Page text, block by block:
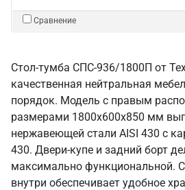
Сравнение
Стол-тумба СПС-936/1800П от
качественная нейтральная
порядок. Модель с правым
размерами 1800x600x850 мм
нержавеющей стали AISI 430 с
430. Двери-купе и задний борт
максимально функциональной.
внутри обеспечивает удобное